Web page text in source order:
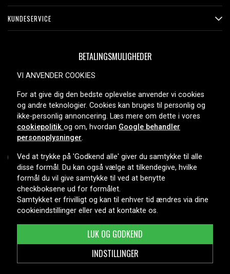
KUNDESERVICE
BETALINGSMULIGHEDER
LEVERINGSMULIGHEDER
Copyright © 2026, Spares Nordic AB
VI ANVENDER COOKIES
For at give dig den bedste oplevelse anvender vi cookies
og andre teknologier. Cookies kan bruges til personlig og
ikke-personlig annoncering. Læs mere om dette i vores
cookiepolitik og om, hvordan Google behandler
personoplysninger.
Ved at trykke på 'Godkend alle' giver du samtykke til alle
disse formål. Du kan også vælge at tilkendegive, hvilke
formål du vil give samtykke til ved at benytte
checkboksene ud for formålet.
Samtykket er frivilligt og kan til enhver tid ændres via dine
cookieindstillinger eller ved at kontakte os.
INDSTILLINGER
LUK OG GODKEND